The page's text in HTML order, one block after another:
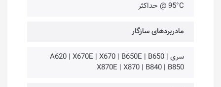
95°C @ حداکثر
مادربردهای سازگار
سری A620 | X670E | X670 | B650E | B650 |
X870E | X870 | B840 | B850